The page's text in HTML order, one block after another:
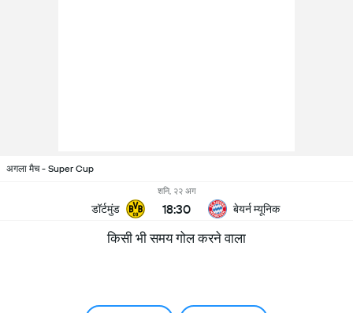
अगला मैच - Super Cup
डॉर्टमुंड
शनि, २२ अग
18:30 बेयर्न म्यूनिक
किसी भी समय गोल करने वाला